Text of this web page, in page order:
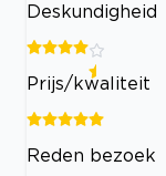
Deskundigheid
Prijs/kwaliteit
Reden bezoek